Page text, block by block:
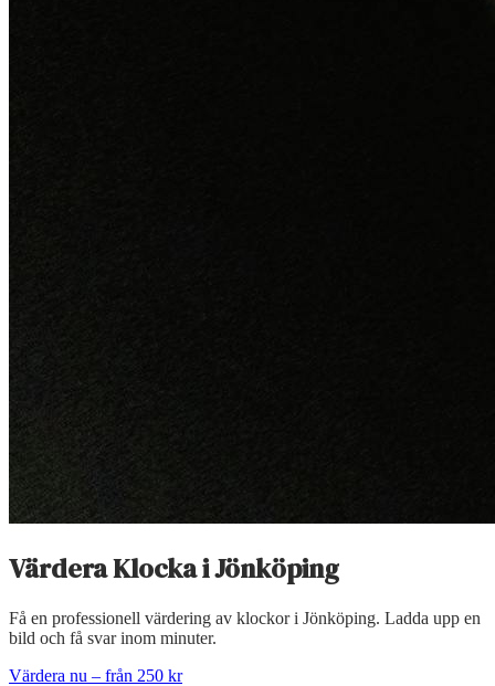
Värdera KlockaiJönköping
Få en professionell värdering av klockor i Jönköping. Ladda upp en
bild och få svar inom minuter.
Värdera nu – från 250 kr